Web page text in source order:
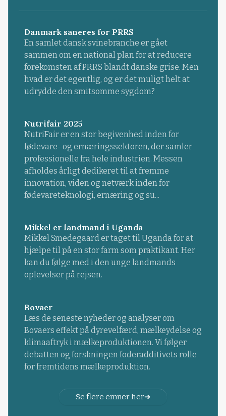
Danmark saneres for PRRS
En samlet dansk svinebranche er gået
sammen om en national plan for at reducere
forekomsten af PRRS blandt danske grise. Men
hvad er det egentlig, og er det muligt helt at
udrydde den smitsomme sygdom?
Nutrifair 2025
NutriFair er en stor begivenhed inden for
fødevare- og ernæringssektoren, der samler
professionelle fra hele industrien. Messen
afholdes årligt dedikeret til at fremme
innovation, viden og netværk inden for
fødevareteknologi, ernæring og su...
Mikkel er landmand i Uganda
Mikkel Smedegaard er taget til Uganda for at
hjælpe til på en stor farm som praktikant. Her
kan du følge med i den unge landmands
oplevelser på rejsen.
Bovaer
Læs de seneste nyheder og analyser om
Bovaers effekt på dyrevelfærd, mælkeydelse og
klimaaftryk i mælkeproduktionen. Vi følger
debatten og forskningen foderadditivets rolle
for fremtidens mælkeproduktion.
Se flere emner her